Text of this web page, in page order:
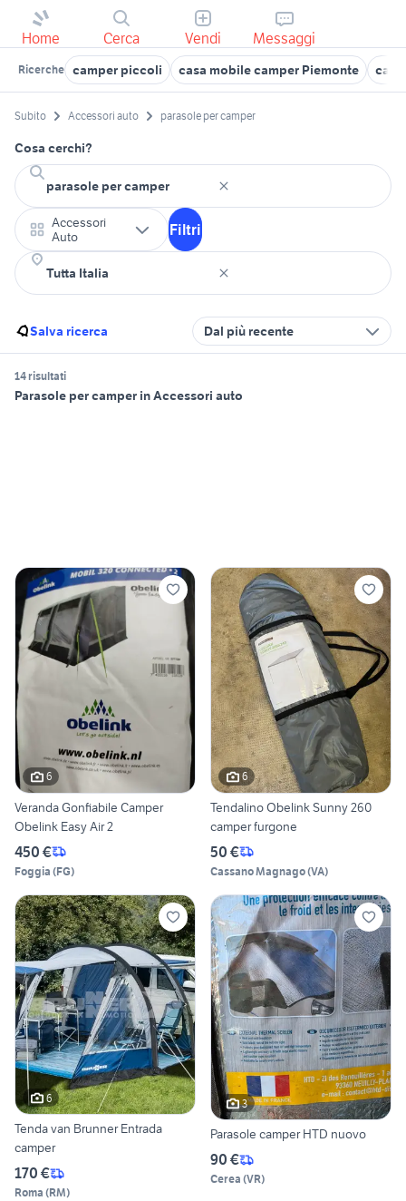
Home Cerca Vendi Messaggi
Ricerche camper piccoli casa mobile camper Piemonte
Subito Accessori auto parasole per camper
Cosa cerchi?
Accessori
Auto
Filtri
Salva ricerca Dal più recente
14 risultati
Parasole per camper in Accessori auto
6
Veranda Gonfiabile Camper
Obelink Easy Air 2
450 €
Foggia (FG)
6
Tendalino Obelink Sunny 260
camper furgone
50 €
Cassano Magnago(VA)
6
Tenda van Brunner Entrada
camper
170 €
Roma (RM)
3
Parasole camper HTD nuovo
90 €
Cerea (VR)